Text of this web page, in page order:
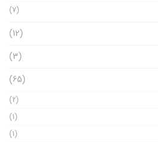
(7)
(12)
(3)
(65)
(2)
(1)
(1)